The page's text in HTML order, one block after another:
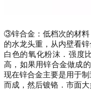
③锌合金：低档次的材料
的水龙头重，从内壁看
白色的氧化粉沫．强度
高，如果用锌合金做成
现在锌合金主要是用于
而成，然后镀铬．市面大